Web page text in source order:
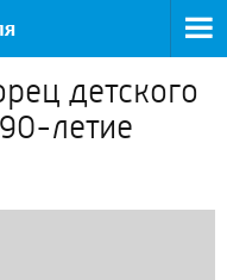
детского
летие